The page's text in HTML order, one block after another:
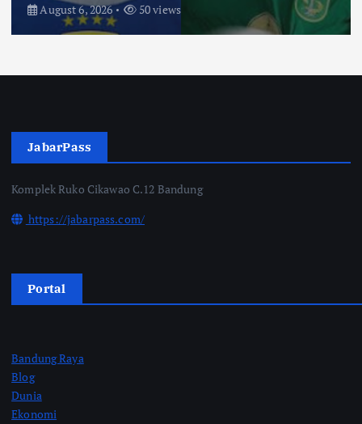
August 3, 2026 67 views
JabarPass
Komplek Ruko Cikawao C.12 Bandung
https://jabarpass.com/
Portal
Bandung Raya
Blog
Dunia
Ekonomi